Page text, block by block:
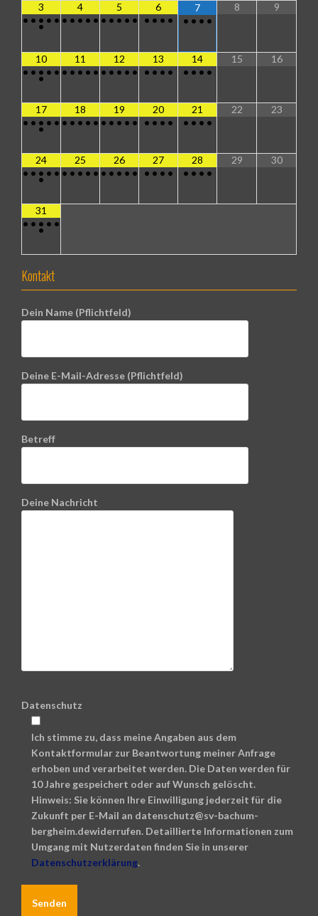
3
• • • • •
•
4
• • • • •
5
• • • • •
6
• • • •
7
• • • •
8 9
10
• • • • •
•
11
• • • • •
12
• • • • •
13
• • • •
14
• • • •
15 16
17
• • • • •
•
18
• • • • •
19
• • • • •
20
• • • •
21
• • • •
22 23
24
• • • • •
•
25
• • • • •
26
• • • • •
27
• • • •
28
• • • •
29 30
31
• • • • •
•
Kontakt
Dein Name (Pflichtfeld)
Deine E-Mail-Adresse (Pflichtfeld)
Betreff
Deine Nachricht
Datenschutz
Ich stimme zu, dass meine Angaben aus dem
Kontaktformular zur Beantwortung meiner Anfrage
erhoben und verarbeitet werden. Die Daten werden für
10 Jahre gespeichert oder auf Wunsch gelöscht.
Hinweis: Sie können Ihre Einwilligung jederzeit für die
Zukunft per E-Mail an datenschutz@sv-bachum-
bergheim.dewiderrufen. Detaillierte Informationen zum
Umgang mit Nutzerdaten finden Sie in unserer
Datenschutzerklärung.